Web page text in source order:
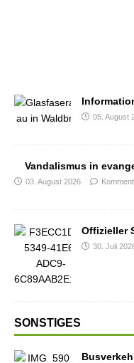
05. August
Vandalismus in
03. August 2026
Offizieller
30. Juli
SONSTIGES